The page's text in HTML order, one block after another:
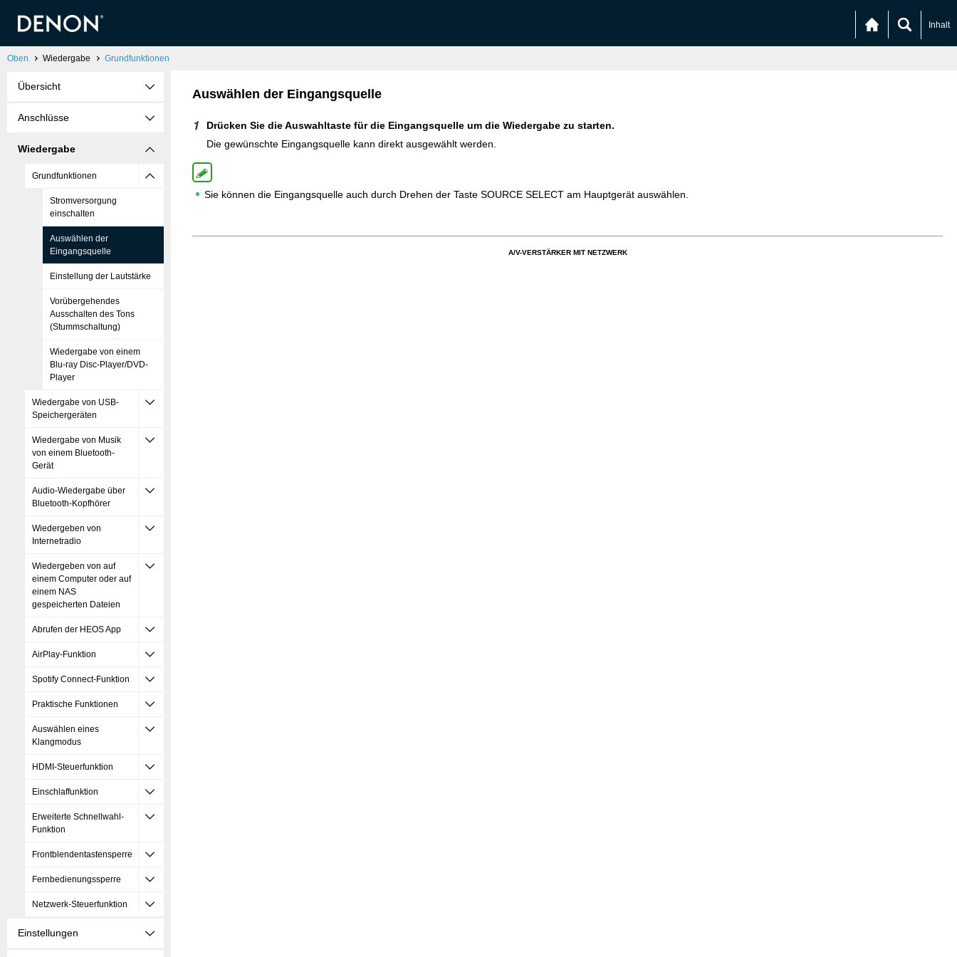
Inhalt
Oben Wiedergabe Grundfunktionen
Übersicht
Anschlüsse
Wiedergabe
Grundfunktionen
Stromversorgung
einschalten
Auswählen der
Eingangsquelle
Einstellung der Lautstärke
Vorübergehendes
Ausschalten des Tons
(Stummschaltung)
Wiedergabe von einem
Blu-ray Disc-Player/DVD-
Player
Wiedergabe von USB-
Speichergeräten
Wiedergabe von Musik
von einem Bluetooth-
Gerät
Audio-Wiedergabe über
Bluetooth-Kopfhörer
Wiedergeben von
Internetradio
Wiedergeben von auf
einem Computer oder auf
einem NAS
gespeicherten Dateien
Abrufen der HEOS App
AirPlay-Funktion
Spotify Connect-Funktion
Praktische Funktionen
Auswählen eines
Klangmodus
HDMI-Steuerfunktion
Einschlaffunktion
Erweiterte Schnellwahl-
Funktion
Frontblendentastensperre
Fernbedienungssperre
Netzwerk-Steuerfunktion
Einstellungen
Auswählen der Eingangsquelle
Drücken Sie die Auswahltaste für die Eingangsquelle um die Wiedergabe zu starten.
Die gewünschte Eingangsquelle kann direkt ausgewählt werden.
Sie können die Eingangsquelle auch durch Drehen der Taste SOURCE SELECT am Hauptgerät auswählen.
A/V-VERSTÄRKER MIT NETZWERK